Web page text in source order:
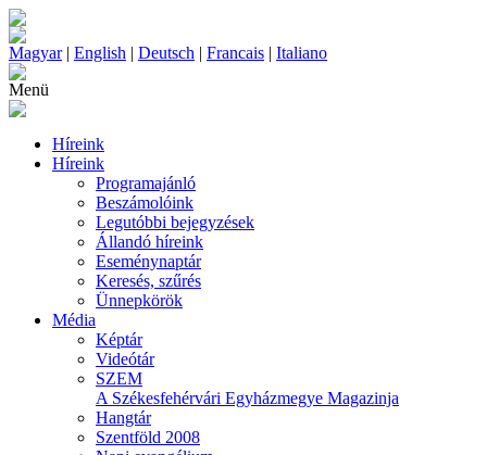
Magyar| English | Deutsch | Francais | Italiano
Menü
Híreink
Híreink
Programajánló
Beszámolóink
Legutóbbi bejegyzések
Állandó híreink
Eseménynaptár
Keresés, szűrés
Ünnepkörök
Média
Képtár
Videótár
SZEM
A Székesfehérvári Egyházmegye Magazinja
Hangtár
Szentföld 2008